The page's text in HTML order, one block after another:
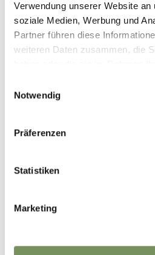
Verwendung unserer Website
soziale Medien, Werbung und
Partner führen diese
weiteren Daten zusammen, die
Notwendig
Präferenzen
Statistiken
Marketing